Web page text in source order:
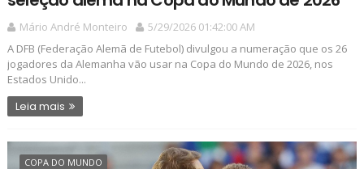
Mário André Monteiro
5/29/2026 01:42:00 AM
A DFB (Federação Alemã de Futebol) divulgou a numeração que os 26
jogadores da Alemanha vão usar na Copa do Mundo de 2026, nos
Estados Unido...
Leia mais
COPA DO MUNDO